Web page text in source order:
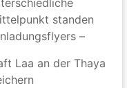
standen
–
Laa an der Thaya